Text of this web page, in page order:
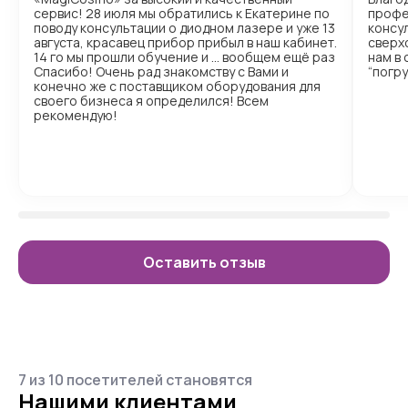
сервис! 28 июля мы обратились к Екатерине по
поводу консультации о диодном лазере и уже 13
августа, красавец прибор прибыл в наш кабинет.
14 го мы прошли обучение и … вообщем ещё раз
Спасибо! Очень рад знакомству с Вами и
конечно же с поставщиком оборудования для
своего бизнеса я определился! Всем
рекомендую!
нам в
Оставить отзыв
7 из 10 посетителей становятся
Нашими клиентами